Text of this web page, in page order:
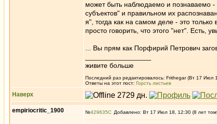
может быть наблюдаемо и познаваемо -
субъектов" и правильном их
я", тогда как на самом деле - это
просто говорить, что этого "нет". Есть,
... Вы прям как Порфирий Петрович
живите больше
Последний раз редактировалось: Frithegar (Вт 17 Июл
Ответы на этот пост: Горсть листьев
Наверх
empiriocritic_1900 №429635 Добавлено: Вт 17 Июл 18, 12:30 (8 лет